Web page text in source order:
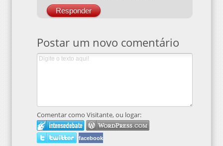
Responder
Postar um novo comentário
Comentar como Visitante, ou logar:
facebook